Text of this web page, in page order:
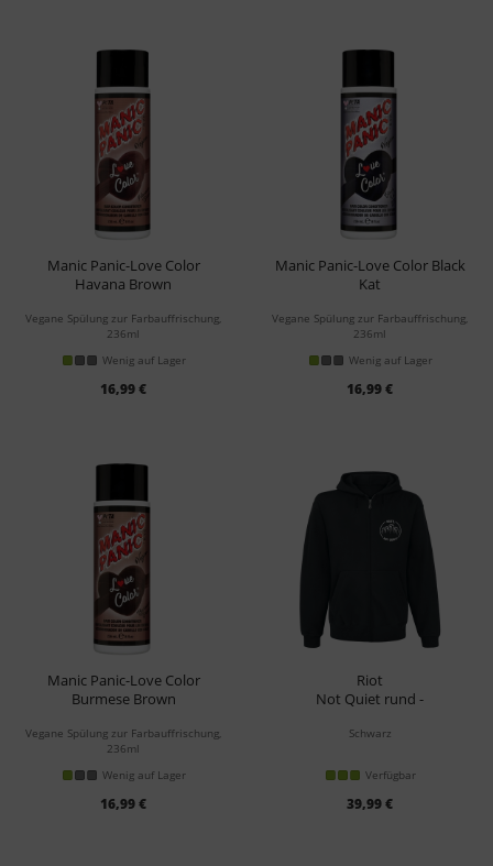
Manic Panic-Love Color
Havana Brown
Vegane Spülung zur Farbauffrischung,
236ml
Wenig auf Lager
16,99 €
Manic Panic-Love Color Black
Kat
Vegane Spülung zur Farbauffrischung,
236ml
Wenig auf Lager
16,99 €
Manic Panic-Love Color
Burmese Brown
Vegane Spülung zur Farbauffrischung,
236ml
Wenig auf Lager
16,99 €
Riot
Not Quiet rund -
Schwarz
Verfügbar
39,99 €